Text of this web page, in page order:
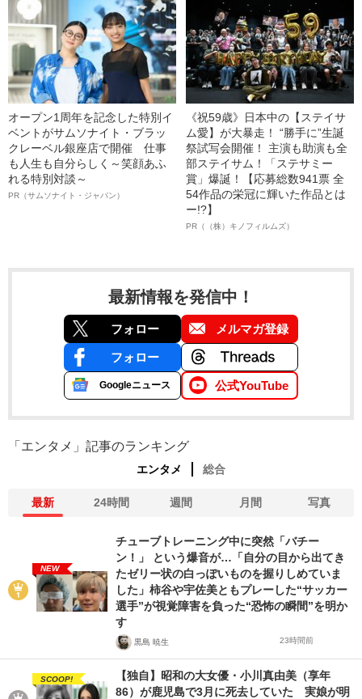
オープン1周年を記念した特別イ
ベントがサムソナイト・ブラッ
クレーベル銀座店で開催 仕事
も人生も自分らしく～笑顔あふ
れる特別対談～
PR（サムソナイト・ジャパン）
《祝59歳》日本中の【ステイサ
ム愛】が大暴走！ “勝手に”生誕
祭試写会開催！ 主演も助演も全
部ステイサム！「ステサミー
賞」爆誕！【応募総数941票 全
54作品の栄冠に輝いた作品とは
ー!?】
PR（（株）キノフィルムズ）
最新情報を発信中！
フォロー メルマガ登録
フォロー
Googleニュース 公式YouTube
「エンタメ」記事のランキング
エンタメ 総合
最新 24時間 週間 月間 写真
NEW
チューブトレーニング中に突然「バチー
ン！」 という爆音が…「自分の目から出てき
たゼリー状の白っぽいものを握りしめていま
した」柿谷や宇佐美ともプレーした“サッカー
選手”が視覚障害を負った“恐怖の瞬間”を明か
す
黒島 暁生 23時間前
SCOOP!
【独自】昭和の大女優・小川真由美（享年
86）が鹿児島で3月に死去していた 実娘が明